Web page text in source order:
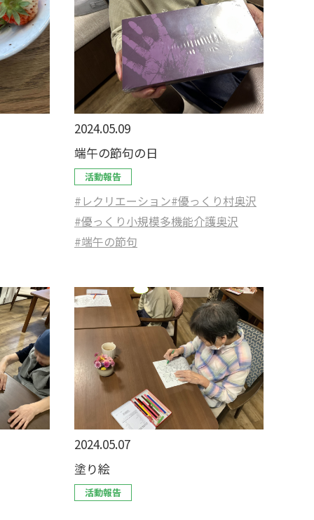
2024.05.09
端午の節句の日
活動報告
#レクリエーション#優っくり村奥沢
#優っくり小規模多機能介護奥沢
#端午の節句
2024.05.07
塗り絵
活動報告